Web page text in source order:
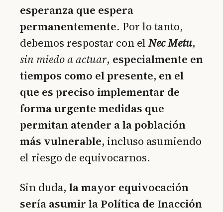
esperanza que espera
permanentemente. Por lo tanto,
debemos respostar con el Nec Metu,
sin miedo a actuar, especialmente en
tiempos como el presente, en el
que es preciso implementar de
forma urgente medidas que
permitan atender a la población
más vulnerable, incluso asumiendo
el riesgo de equivocarnos.
Sin duda, la mayor equivocación
sería asumir la Política de Inacción